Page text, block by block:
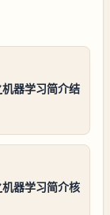
器学习简介结
器学习简介核